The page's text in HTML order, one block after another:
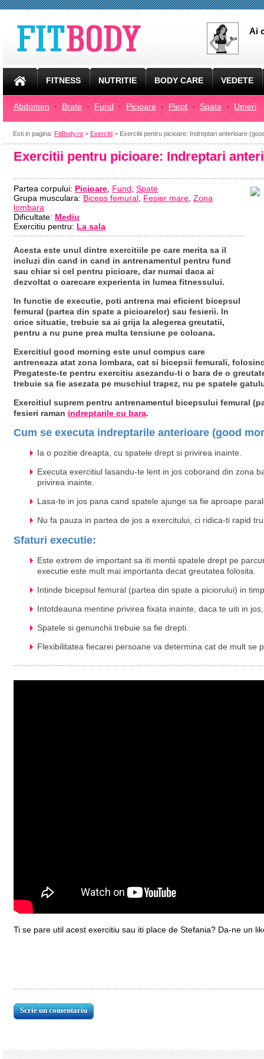
Ai
FITNESS NUTRITIE BODY CARE VEDETE
Abdomen · Brate · Fund · Picioare · Piept · Spate · Umeri
Esti in pagina: FitBody.ro > Exercitii > Exercitii pentru picioare: Indreptari anterioare
Exercitii pentru picioare: Indreptari
Partea corpului: Picioare Fund Spate
Grupa musculara: Biceps femural Fesier mare Zona
lombara
Dificultate: Mediu
Exercitiu pentru: La sala
Acesta este unul dintre exercitiile pe care merita sa il
incluzi din cand in cand in antrenamentul pentru fund
sau chiar si cel pentru picioare, dar numai daca ai
dezvoltat o oarecare experienta in lumea fitnessului.
In functie de executie, poti antrena mai eficient bicepsul
femural (partea din spate a picioarelor) sau fesierii. In
orice situatie, trebuie sa ai grija la alegerea greutatii,
pentru a nu pune prea multa tensiune pe coloana.
Exercitiul good morning este unul compus care
antreneaza atat zona lombara, cat si bicepsii femurali,
Pregateste-te pentru exercitiu asezandu-ti o bara de o
trebuie sa fie asezata pe muschiul trapez, nu pe spatele
Exercitiul suprem pentru antrenamentul bicepsului femural
fesieri raman indreptarile cu bara.
Cum se executa indreptarile anterioare (good
Ia o pozitie dreapta, cu spatele drept si privirea inainte.
Executa exercitiul lasandu-te lent in jos coborand din zona
privirea inainte.
Lasa-te in jos pana cand spatele ajunge sa fie aproape
Nu fa pauza in partea de jos a exercitului, ci ridica-ti rapid
Sfaturi executie:
Este extrem de important sa iti mentii spatele drept pe
executie este mult mai importanta decat greutatea folosita.
Intinde bicepsul femural (partea din spate a piciorului) in
Intotdeauna mentine privirea fixata inainte, daca te uiti in
Spatele si genunchii trebuie sa fie drepti.
Flexibilitatea fiecarei persoane va determina cat de mult se
Ti se pare util acest exercitiu sau iti place de Stefania? Da-ne un